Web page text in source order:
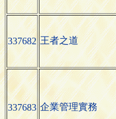
337682 王者之道
337683 企業管理實務